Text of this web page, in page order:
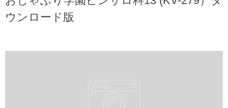
ウンロード版